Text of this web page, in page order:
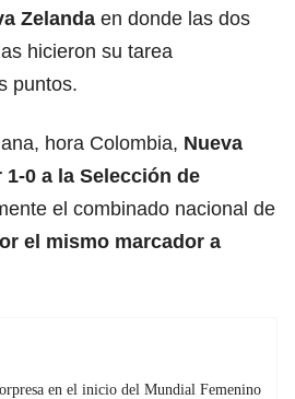
Zelanda en donde las dos
hicieron su tarea
puntos.
hora Colombia, Nueva
0 a la Selección de
el combinado nacional de
el mismo marcador a
en el inicio del Mundial Femenino